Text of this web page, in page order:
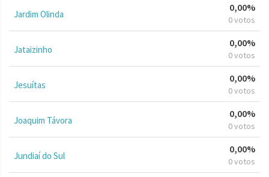
Jardim Olinda
0,00%
0 votos
Jataizinho
0,00%
0 votos
Jesuítas
0,00%
0 votos
Joaquim Távora
0,00%
0 votos
Jundiaí do Sul
0,00%
0 votos